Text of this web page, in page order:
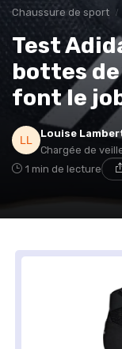
Chaussure de sport
Test
bottes
font le
Louise
Chargée de
1 min de lecture